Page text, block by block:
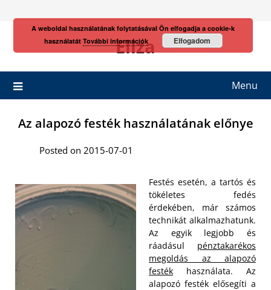
Eliza
Menu
Az alapozó festék használatának előnye
Posted on 2015-07-01
Festés esetén, a tartós és
tökéletes fedés
érdekében, már számos
technikát alkalmazhatunk.
Az egyik legjobb és
ráadásul pénztakarékos
megoldás az alapozó
festék használata. Az
alapozó festék elősegíti a
A weboldal használatának folytatásával Ön elfogadja a cookie-k
használatát További információk Elfogadom